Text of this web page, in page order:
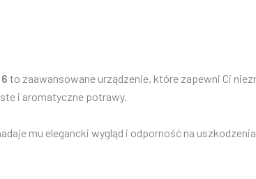
to zaawansowane urządzenie, które zapewni Ci
i aromatyczne potrawy.
mu elegancki wygląd i odporność na